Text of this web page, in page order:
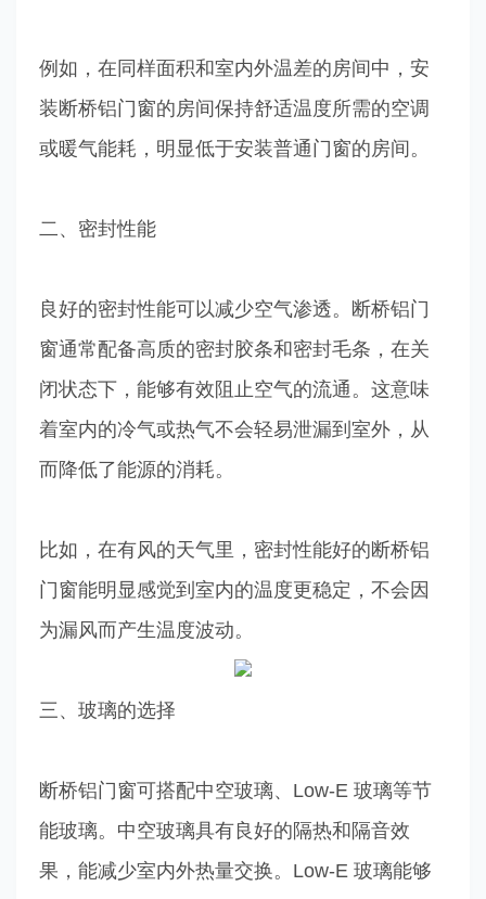
例如，在同样面积和室内外温差的房间中，安
装断桥铝门窗的房间保持舒适温度所需的空调
或暖气能耗，明显低于安装普通门窗的房间。
二、密封性能
良好的密封性能可以减少空气渗透。断桥铝门
窗通常配备高质的密封胶条和密封毛条，在关
闭状态下，能够有效阻止空气的流通。这意味
着室内的冷气或热气不会轻易泄漏到室外，从
而降低了能源的消耗。
比如，在有风的天气里，密封性能好的断桥铝
门窗能明显感觉到室内的温度更稳定，不会因
为漏风而产生温度波动。
三、玻璃的选择
断桥铝门窗可搭配中空玻璃、Low-E 玻璃等节
能玻璃。中空玻璃具有良好的隔热和隔音效
果，能减少室内外热量交换。Low-E 玻璃能够